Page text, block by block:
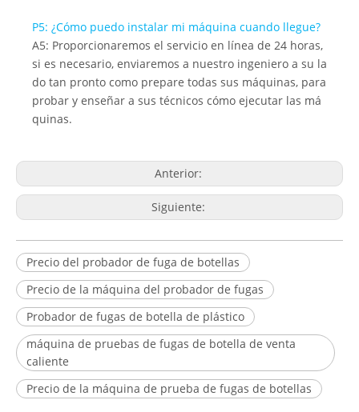
P5: ¿Cómo puedo instalar mi máquina cuando llegue?
A5: Proporcionaremos el servicio en línea de 24 horas,
si es necesario, enviaremos a nuestro ingeniero a su la
do tan pronto como prepare todas sus máquinas, para
probar y enseñar a sus técnicos cómo ejecutar las má
quinas.
Anterior:
Siguiente:
Precio del probador de fuga de botellas
Precio de la máquina del probador de fugas
Probador de fugas de botella de plástico
máquina de pruebas de fugas de botella de venta
caliente
Precio de la máquina de prueba de fugas de botellas